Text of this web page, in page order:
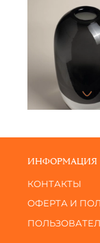
ИНФОРМАЦИЯ
КОНТАКТЫ
ОФЕРТА И